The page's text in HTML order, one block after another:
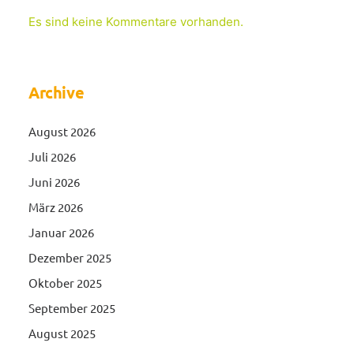
Es sind keine Kommentare vorhanden.
Archive
August 2026
Juli 2026
Juni 2026
März 2026
Januar 2026
Dezember 2025
Oktober 2025
September 2025
August 2025